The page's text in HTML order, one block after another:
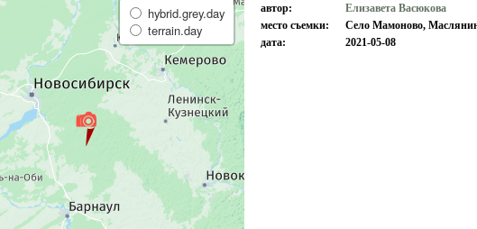
hybrid.grey.day
terrain.day
автор:
Елизавета Васюкова
место съемки:
Село Мамоново,
дата:
2021-05-08